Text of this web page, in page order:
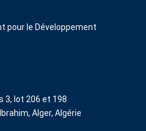
pour le Développement
3, lot 206 et 198
Alger, Algérie